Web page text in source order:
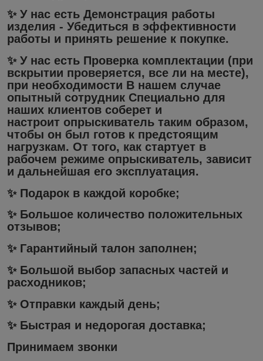
✨ У нас есть Демонстрация работы
изделия - Убедиться в эффективности
работы и принять решение к покупке.
✨ У нас есть Проверка комплектации (при
вскрытии проверяется, все ли на месте),
при необходимости В нашем случае
опытный сотрудник Специально для
наших клиентов соберет и
настроит опрыскиватель таким образом,
чтобы он был готов к предстоящим
нагрузкам. От того, как стартует в
рабочем режиме опрыскиватель, зависит
и дальнейшая его эксплуатация.
✨ Подарок в каждой коробке;
✨ Большое количество положительных
отзывов;
✨ Гарантийный талон заполнен;
✨ Большой выбор запасных частей и
расходников;
✨ Отправки каждый день;
✨ Быстрая и недорогая доставка;
Принимаем звонки